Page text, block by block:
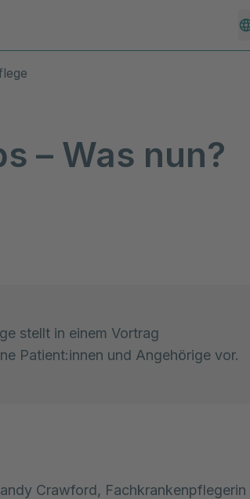
– Was nun?
stellt in einem Vortrag
Patient:innen und Angehörige vor.
Crawford, Fachkrankenpflegerin